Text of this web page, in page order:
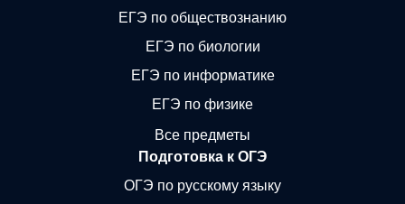
ЕГЭ по обществознанию
ЕГЭ по биологии
ЕГЭ по информатике
ЕГЭ по физике
Все предметы
Подготовка к ОГЭ
ОГЭ по русскому языку